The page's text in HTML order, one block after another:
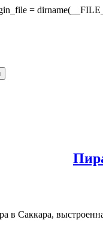
=
в Саккара,